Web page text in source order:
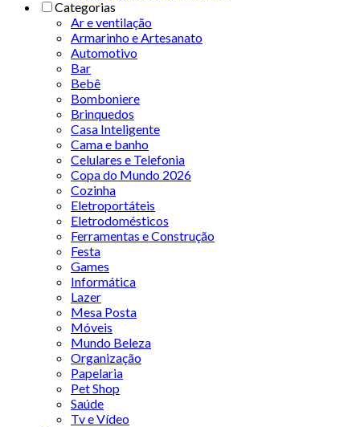
Categorias
Ar e ventilação
Armarinho e Artesanato
Automotivo
Bar
Bebê
Bomboniere
Brinquedos
Casa Inteligente
Cama e banho
Celulares e Telefonia
Copa do Mundo 2026
Cozinha
Eletroportáteis
Eletrodomésticos
Ferramentas e Construção
Festa
Games
Informática
Lazer
Mesa Posta
Móveis
Mundo Beleza
Organização
Papelaria
Pet Shop
Saúde
Tv e Vídeo